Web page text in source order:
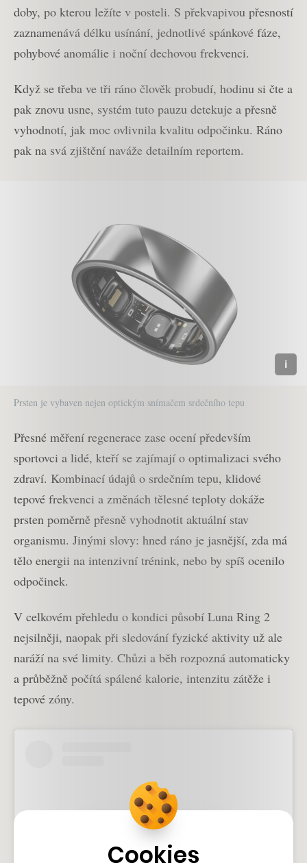
doby, po kterou ležíte v posteli. S překvapivou přesností
zaznamenává délku usínání, jednotlivé spánkové fáze,
pohybové anomálie i noční dechovou frekvenci.
Když se třeba ve tři ráno člověk probudí, hodinu si čte a
pak znovu usne, systém tuto pauzu detekuje a přesně
vyhodnotí, jak moc ovlivnila kvalitu odpočinku. Ráno
pak na svá zjištění naváže detailním reportem.
Prsten je vybaven nejen optickým snímačem srdečního tepu
Přesné měření regenerace zase ocení především
sportovci a lidé, kteří se zajímají o optimalizaci svého
zdraví. Kombinací údajů o srdečním tepu, klidové
tepové frekvenci a změnách tělesné teploty dokáže
prsten poměrně přesně vyhodnotit aktuální stav
organismu. Jinými slovy: hned ráno je jasnější, zda má
tělo energii na intenzivní trénink, nebo by spíš ocenilo
odpočinek.
V celkovém přehledu o kondici působí Luna Ring 2
nejsilněji, naopak při sledování fyzické aktivity už ale
naráží na své limity. Chůzi a běh rozpozná automaticky
a průběžně počítá spálené kalorie, intenzitu zátěže i
tepové zóny.
Cookies